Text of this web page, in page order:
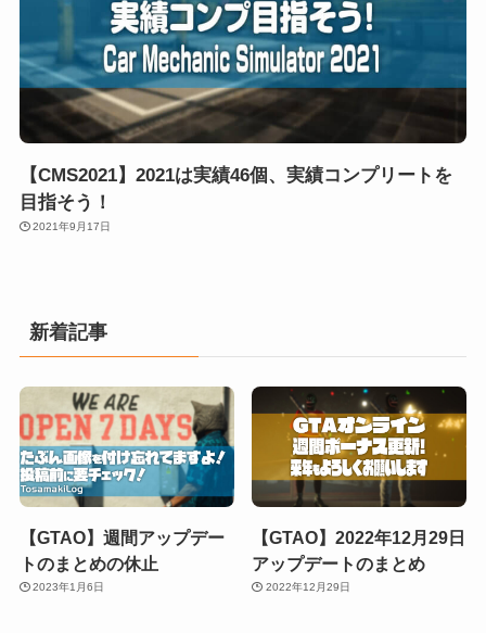
【CMS2021】2021は実績46個、実績コンプリートを
目指そう！
2021年9月17日
新着記事
【GTAO】週間アップデー
トのまとめの休止
2023年1月6日
【GTAO】2022年12月29日
アップデートのまとめ
2022年12月29日